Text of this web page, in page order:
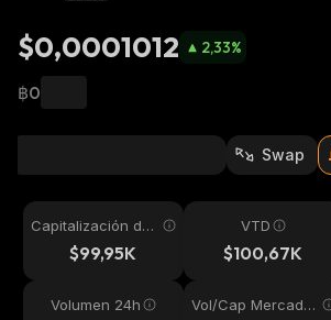
$0,0001012 2,33%
฿0
Swap
Capitalización de
mercado$99,95K
VTD
$100,67K
Volumen 24h
Vol/Cap Mercado